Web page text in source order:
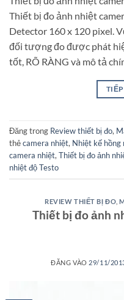
Thiết bị đo ảnh nhiệt
Detector 160 x 120 pixel.
đối tượng đo được phát
tốt, RÕ RÀNG và mô tả
Đăng trong Review thiết bị đo,
thẻcamera nhiệt, Nhiệt kế hồng
camera nhiệt,Thiết bị đo ảnh
nhiệt độ Testo
REVIEW THIẾT BỊ ĐO ,
Thiết bị đo ảnh
ĐĂNG VÀO 29/11/